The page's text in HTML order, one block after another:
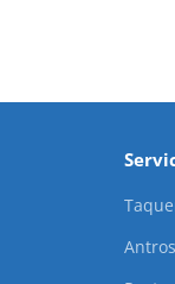
Antros